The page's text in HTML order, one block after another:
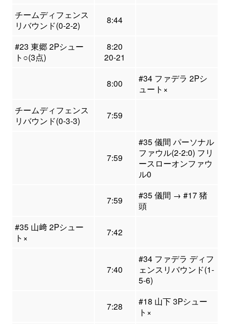
チームディフェンス
リバウンド(0-2-2)
8:44
#23 東郷 2Pシュー
ト○(3点)
8:20
20-21
8:00
#34 ファデラ 2Pシ
ュート×
チームディフェンス
リバウンド(0-3-3)
7:59
7:59
#35 儀間 パーソナル
ファウル(2-2:0) フリ
ースローオンファウ
ル0
7:59
#35 儀間 → #17 猪
頭
#35 山﨑 2Pシュー
ト×
7:42
7:40
#34 ファデラ ディフ
ェンスリバウンド(1-
5-6)
7:28
#18 山下 3Pシュー
ト×